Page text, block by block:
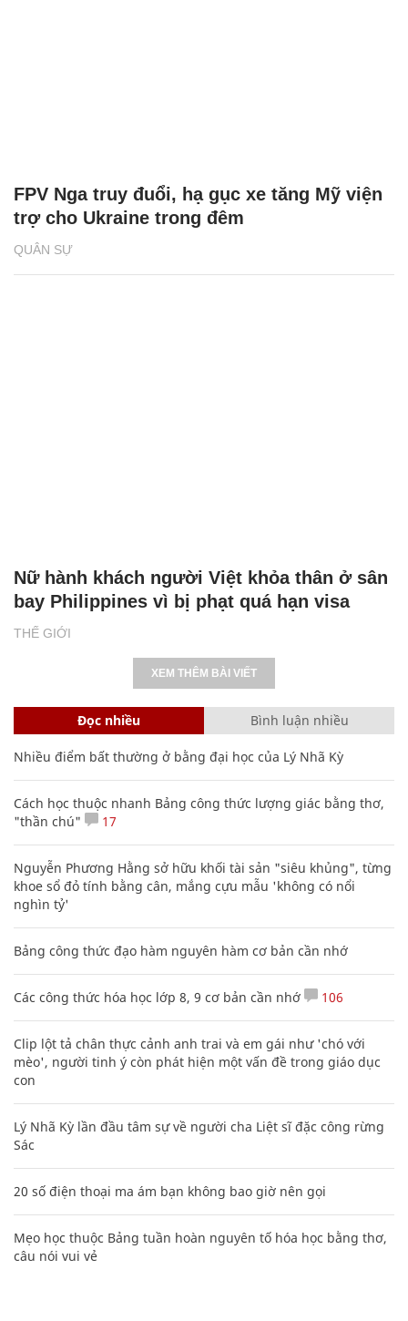
QUÂN SỰ
FPV Nga truy đuổi, hạ gục xe tăng Mỹ viện
trợ cho Ukraine trong đêm
THẾ GIỚI
Nữ hành khách người Việt khỏa thân ở sân
bay Philippines vì bị phạt quá hạn visa
XEM THÊM BÀI VIẾT
Đọc nhiều Bình luận nhiều
Nhiều điểm bất thường ở bằng đại học của Lý Nhã Kỳ
Cách học thuộc nhanh Bảng công thức lượng giác bằng thơ,
"thần chú"
17
Nguyễn Phương Hằng sở hữu khối tài sản "siêu khủng", từng
khoe sổ đỏ tính bằng cân, mắng cựu mẫu 'không có nổi
nghìn tỷ'
Bảng công thức đạo hàm nguyên hàm cơ bản cần nhớ
Các công thức hóa học lớp 8, 9 cơ bản cần nhớ 106
Clip lột tả chân thực cảnh anh trai và em gái như 'chó với
mèo', người tinh ý còn phát hiện một vấn đề trong giáo dục
con
Lý Nhã Kỳ lần đầu tâm sự về người cha Liệt sĩ đặc công rừng
Sác
20 số điện thoại ma ám bạn không bao giờ nên gọi
Mẹo học thuộc Bảng tuần hoàn nguyên tố hóa học bằng thơ,
câu nói vui vẻ